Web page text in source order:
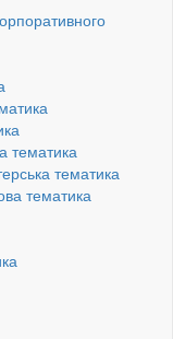
тематика
тематика
тематика